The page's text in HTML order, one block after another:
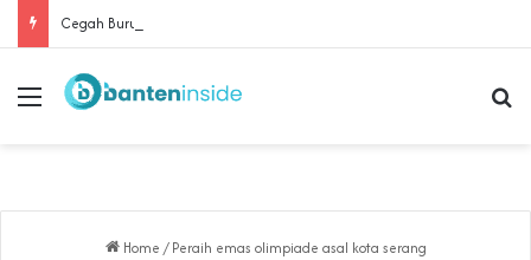
Menu
Home / Peraih emas olimpiade asal kota serang